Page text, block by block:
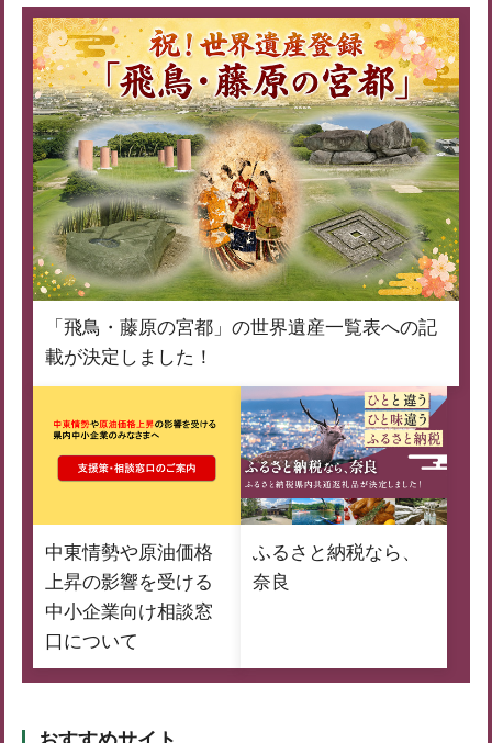
「飛鳥・藤原の宮都」の世界遺産一覧表への記
載が決定しました！
中東情勢や原油価格
上昇の影響を受ける
中小企業向け相談窓
口について
ふるさと納税なら、
奈良